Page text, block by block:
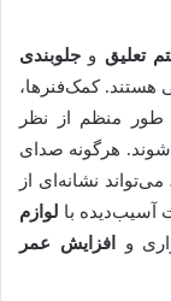
تعلیق و جلوبندی
هستند. کمک‌فنرها،
طور منظم از نظر
هرگونه صدای
نشانه‌ای از
با لوازم
و
افزایش عمر